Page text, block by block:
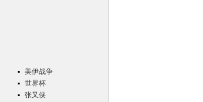
美伊战争
世界杯
张又侠